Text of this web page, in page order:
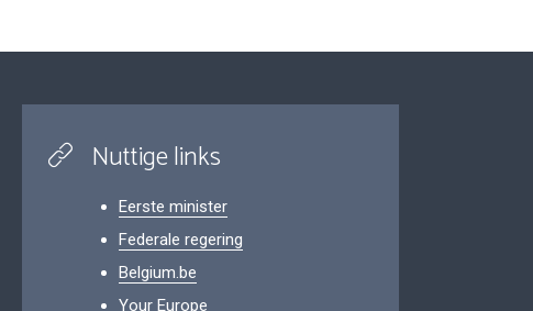
Nuttige links
Eerste minister
Federale regering
Belgium.be
Your Europe